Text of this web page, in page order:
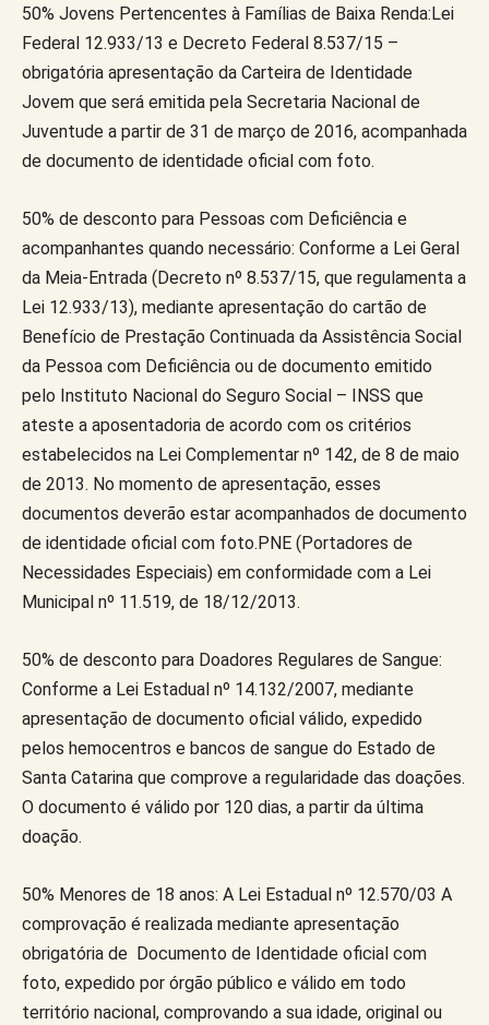
50% Jovens Pertencentes à Famílias de Baixa Renda:Lei
Federal 12.933/13 e Decreto Federal 8.537/15 –
obrigatória apresentação da Carteira de Identidade
Jovem que será emitida pela Secretaria Nacional de
Juventude a partir de 31 de março de 2016, acompanhada
de documento de identidade oficial com foto.
50% de desconto para Pessoas com Deficiência e
acompanhantes quando necessário: Conforme a Lei Geral
da Meia-Entrada (Decreto nº 8.537/15, que regulamenta a
Lei 12.933/13), mediante apresentação do cartão de
Benefício de Prestação Continuada da Assistência Social
da Pessoa com Deficiência ou de documento emitido
pelo Instituto Nacional do Seguro Social – INSS que
ateste a aposentadoria de acordo com os critérios
estabelecidos na Lei Complementar nº 142, de 8 de maio
de 2013. No momento de apresentação, esses
documentos deverão estar acompanhados de documento
de identidade oficial com foto.PNE (Portadores de
Necessidades Especiais) em conformidade com a Lei
Municipal nº 11.519, de 18/12/2013.
50% de desconto para Doadores Regulares de Sangue:
Conforme a Lei Estadual nº 14.132/2007, mediante
apresentação de documento oficial válido, expedido
pelos hemocentros e bancos de sangue do Estado de
Santa Catarina que comprove a regularidade das doações.
O documento é válido por 120 dias, a partir da última
doação.
50% Menores de 18 anos: A Lei Estadual nº 12.570/03 A
comprovação é realizada mediante apresentação
obrigatória de Documento de Identidade oficial com
foto, expedido por órgão público e válido em todo
território nacional, comprovando a sua idade, original ou